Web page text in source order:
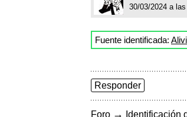
30/03/2024 a
Fuente identificada:
Responder
Foro → Identificación